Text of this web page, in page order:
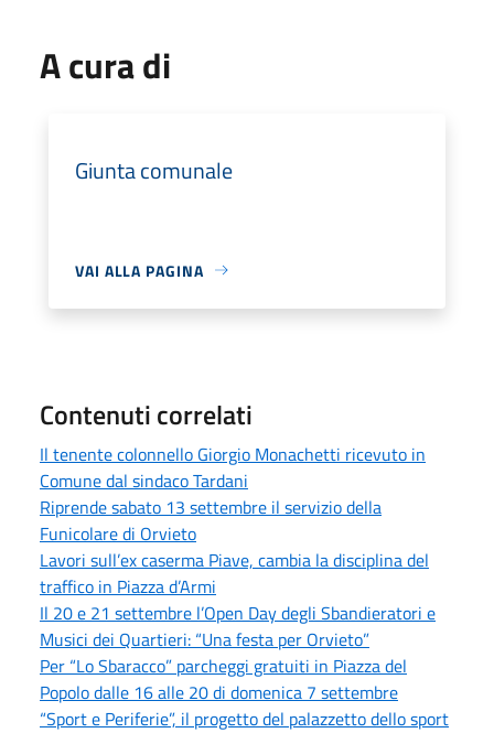
A cura di
Giunta comunale
VAI ALLA PAGINA
Contenuti correlati
Il tenente colonnello Giorgio Monachetti ricevuto in
Comune dal sindaco Tardani
Riprende sabato 13 settembre il servizio della
Funicolare di Orvieto
Lavori sull’ex caserma Piave, cambia la disciplina del
traffico in Piazza d’Armi
Il 20 e 21 settembre l’Open Day degli Sbandieratori e
Musici dei Quartieri: “Una festa per Orvieto”
Per “Lo Sbaracco” parcheggi gratuiti in Piazza del
Popolo dalle 16 alle 20 di domenica 7 settembre
“Sport e Periferie”, il progetto del palazzetto dello sport